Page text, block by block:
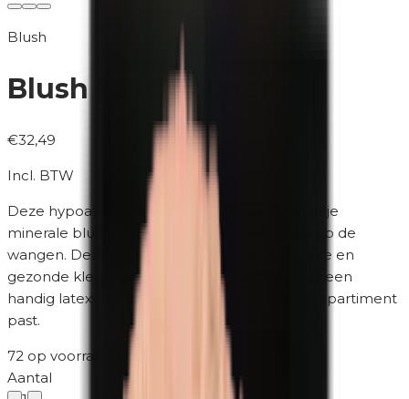
Blush
Blush | 878 Salmon
€32,49
Incl. BTW
Deze hypoallergene, parfumvrije, parabeenvrije
minerale blush zorgt voor een zachte gloed op de
wangen. Deze blush zorgt voor een natuurlijke en
gezonde kleur. De blush wordt geleverd met een
handig latexvrij sponsje dat precies in het compartiment
past.
72 op voorraad
2-5 werkdagen
Aantal